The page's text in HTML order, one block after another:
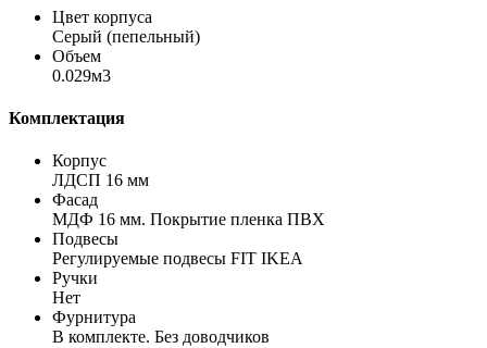
Цвет корпуса
Серый (пепельный)
Объем
0.029м3
Комплектация
Корпус
ЛДСП 16 мм
Фасад
МДФ 16 мм. Покрытие пленка ПВХ
Подвесы
Регулируемые подвесы FIT IKEA
Ручки
Нет
Фурнитура
В комплекте. Без доводчиков